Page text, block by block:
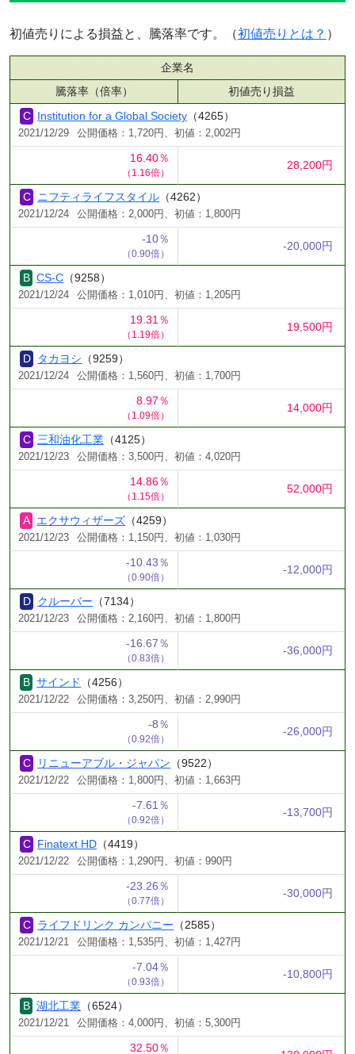
初値売りによる損益と、騰落率です。（初値売りとは？ ）
企業名
騰落率（倍率）
初値売り損益
Institution for a Global Society （4265）
2021/12/29 公開価格：1,720円、初値：2,002円
16.40％
（1.16倍）
28,200円
ニフティライフスタイル （4262）
2021/12/24 公開価格：2,000円、初値：1,800円
-10％
（0.90倍）
-20,000円
CS-C （9258）
2021/12/24 公開価格：1,010円、初値：1,205円
19.31％
（1.19倍）
19,500円
タカヨシ （9259）
2021/12/24 公開価格：1,560円、初値：1,700円
8.97％
（1.09倍）
14,000円
三和油化工業 （4125）
2021/12/23 公開価格：3,500円、初値：4,020円
14.86％
（1.15倍）
52,000円
エクサウィザーズ （4259）
2021/12/23 公開価格：1,150円、初値：1,030円
-10.43％
（0.90倍）
-12,000円
クルーバー （7134）
2021/12/23 公開価格：2,160円、初値：1,800円
-16.67％
（0.83倍）
-36,000円
サインド （4256）
2021/12/22 公開価格：3,250円、初値：2,990円
-8％
（0.92倍）
-26,000円
リニューアブル・ジャパン （9522）
2021/12/22 公開価格：1,800円、初値：1,663円
-7.61％
（0.92倍）
-13,700円
Finatext HD （4419）
2021/12/22 公開価格：1,290円、初値：990円
-23.26％
（0.77倍）
-30,000円
ライフドリンク カンパニー （2585）
2021/12/21 公開価格：1,535円、初値：1,427円
-7.04％
（0.93倍）
-10,800円
湖北工業 （6524）
2021/12/21 公開価格：4,000円、初値：5,300円
32.50％